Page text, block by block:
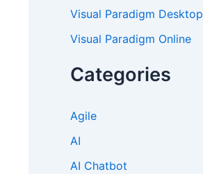
Visual Paradigm Desktop
Visual Paradigm Online
Categories
Agile
AI
AI Chatbot